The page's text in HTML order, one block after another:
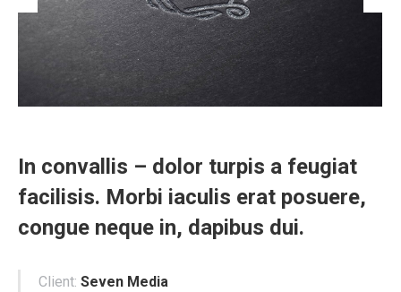
In convallis – dolor turpis a feugiat
facilisis. Morbi iaculis erat posuere,
congue neque in, dapibus dui.
Client: Seven Media